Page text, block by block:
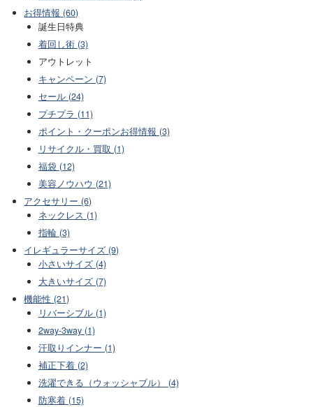
お得情報 (60)
誕生日特典
着回し術 (3)
アウトレット
キャンペーン (7)
セール (24)
プチプラ (11)
ポイント・クーポンお得情報 (3)
リサイクル・買取 (1)
福袋 (12)
美容ノウハウ (21)
アクセサリー (6)
ネックレス (1)
指輪 (3)
イレギュラーサイズ (9)
小さいサイズ (4)
大きいサイズ (7)
機能性 (21)
リバーシブル (1)
2way-3way (1)
汗取りインナー (1)
補正下着 (2)
洗濯できる（ウォッシャブル） (4)
防寒着 (15)